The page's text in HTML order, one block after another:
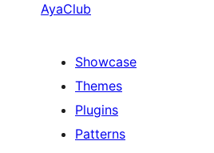
AyaClub
Showcase
Themes
Plugins
Patterns